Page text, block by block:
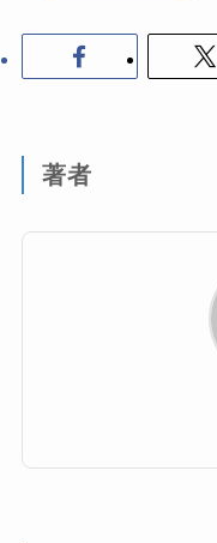
著者